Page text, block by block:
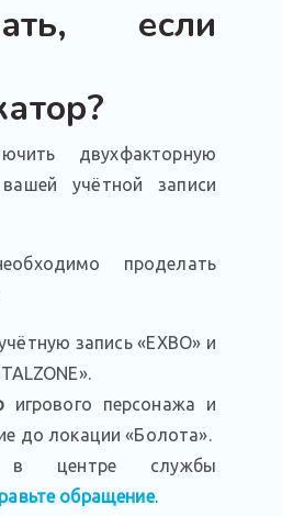
если
двухфакторную
учётной записи
проделать
запись «EXBO» и
игрового персонажа и
до локации «Болота».
в центре службы
обращение.